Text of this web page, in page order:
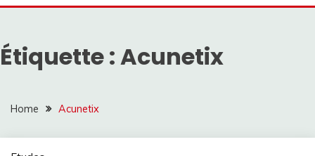
Étiquette :Acunetix
Home Acunetix